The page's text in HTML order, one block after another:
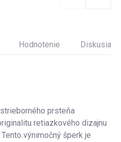
Hodnotenie Diskusia
prsteňa
retiazkového dizajnu
výnimočný šperk je